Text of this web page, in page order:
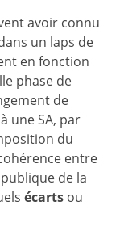
avoir connu
un laps de
en fonction
phase de
de
une SA, par
du
entre
de la
écarts ou